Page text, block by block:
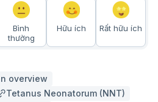
Bình
thường
Hữu ích Rất hữu ích
overview
Tetanus Neonatorum (NNT)